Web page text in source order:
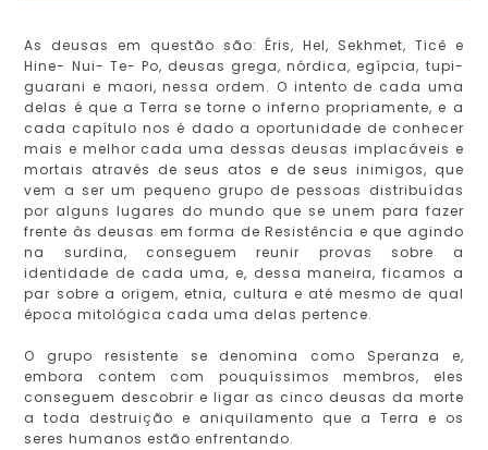
As deusas em questão são: Éris, Hel, Sekhmet, Ticê e
Hine- Nui- Te- Po, deusas grega, nórdica, egípcia, tupi-
guarani e maori, nessa ordem. O intento de cada uma
delas é que a Terra se torne o inferno propriamente, e a
cada capítulo nos é dado a oportunidade de conhecer
mais e melhor cada uma dessas deusas implacáveis e
mortais através de seus atos e de seus inimigos, que
vem a ser um pequeno grupo de pessoas distribuídas
por alguns lugares do mundo que se unem para fazer
frente às deusas em forma de Resistência e que agindo
na surdina, conseguem reunir provas sobre a
identidade de cada uma, e, dessa maneira, ficamos a
par sobre a origem, etnia, cultura e até mesmo de qual
época mitológica cada uma delas pertence.
O grupo resistente se denomina como Speranza e,
embora contem com pouquíssimos membros, eles
conseguem descobrir e ligar as cinco deusas da morte
a toda destruição e aniquilamento que a Terra e os
seres humanos estão enfrentando.